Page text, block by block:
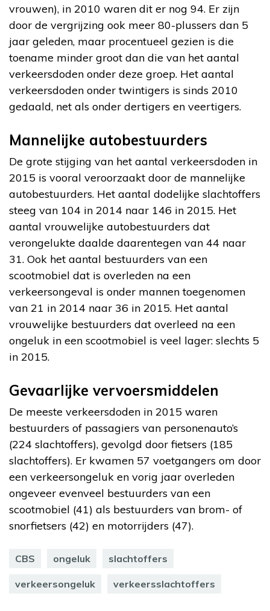
vrouwen), in 2010 waren dit er nog 94. Er zijn
door de vergrijzing ook meer 80-plussers dan 5
jaar geleden, maar procentueel gezien is die
toename minder groot dan die van het aantal
verkeersdoden onder deze groep. Het aantal
verkeersdoden onder twintigers is sinds 2010
gedaald, net als onder dertigers en veertigers.
Mannelijke autobestuurders
De grote stijging van het aantal verkeersdoden in
2015 is vooral veroorzaakt door de mannelijke
autobestuurders. Het aantal dodelijke slachtoffers
steeg van 104 in 2014 naar 146 in 2015. Het
aantal vrouwelijke autobestuurders dat
verongelukte daalde daarentegen van 44 naar
31. Ook het aantal bestuurders van een
scootmobiel dat is overleden na een
verkeersongeval is onder mannen toegenomen
van 21 in 2014 naar 36 in 2015. Het aantal
vrouwelijke bestuurders dat overleed na een
ongeluk in een scootmobiel is veel lager: slechts 5
in 2015.
Gevaarlijke vervoersmiddelen
De meeste verkeersdoden in 2015 waren
bestuurders of passagiers van personenauto’s
(224 slachtoffers), gevolgd door fietsers (185
slachtoffers). Er kwamen 57 voetgangers om door
een verkeersongeluk en vorig jaar overleden
ongeveer evenveel bestuurders van een
scootmobiel (41) als bestuurders van brom- of
snorfietsers (42) en motorrijders (47).
CBS ongeluk slachtoffers
verkeersongeluk verkeersslachtoffers